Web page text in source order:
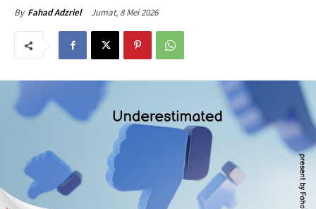
By Fahad Adzriel Jumat, 8 Mei 2026